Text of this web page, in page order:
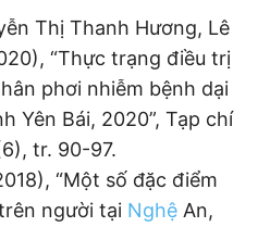
Thị Thanh Hương, Lê
“Thực trạng điều trị
phơi nhiễm bệnh dại
Yên Bái, 2020”, Tạp chí
tr. 90-97.
“Một số đặc điểm
người tại Nghệ An,